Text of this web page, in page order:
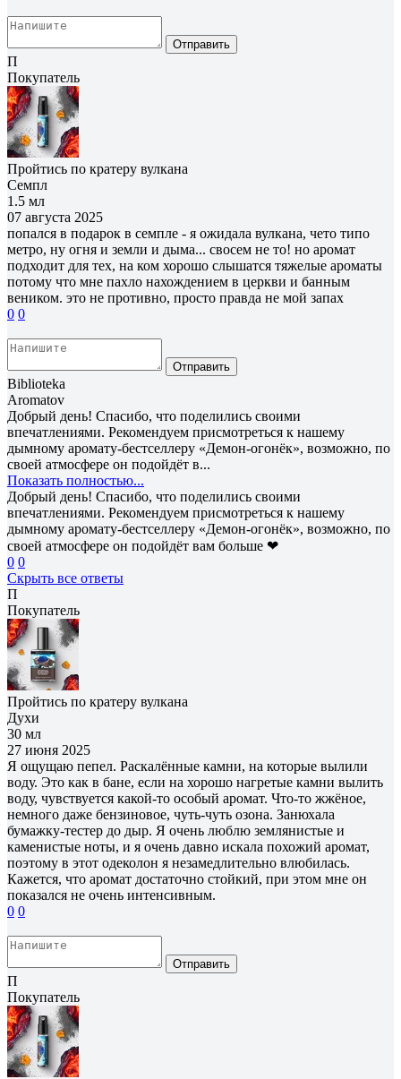
Отправить
П
Покупатель
Пройтись по кратеру вулкана
Семпл
1.5 мл
07 августа 2025
попался в подарок в семпле - я ожидала вулкана, чето типо
метро, ну огня и земли и дыма... свосем не то! но аромат
подходит для тех, на ком хорошо слышатся тяжелые ароматы
потому что мне пахло нахождением в церкви и банным
веником. это не противно, просто правда не мой запах
0 0
Отправить
Biblioteka
Aromatov
Добрый день! Спасибо, что поделились своими
впечатлениями. Рекомендуем присмотреться к нашему
дымному аромату-бестселлеру «Демон-огонёк», возможно, по
своей атмосфере он подойдёт в...
Показать полностью...
Добрый день! Спасибо, что поделились своими
впечатлениями. Рекомендуем присмотреться к нашему
дымному аромату-бестселлеру «Демон-огонёк», возможно, по
своей атмосфере он подойдёт вам больше ❤
0 0
Скрыть все ответы
П
Покупатель
Пройтись по кратеру вулкана
Духи
30 мл
27 июня 2025
Я ощущаю пепел. Раскалённые камни, на которые вылили
воду. Это как в бане, если на хорошо нагретые камни вылить
воду, чувствуется какой-то особый аромат. Что-то жжёное,
немного даже бензиновое, чуть-чуть озона. Занюхала
бумажку-тестер до дыр. Я очень люблю землянистые и
каменистые ноты, и я очень давно искала похожий аромат,
поэтому в этот одеколон я незамедлительно влюбилась.
Кажется, что аромат достаточно стойкий, при этом мне он
показался не очень интенсивным.
0 0
Отправить
П
Покупатель